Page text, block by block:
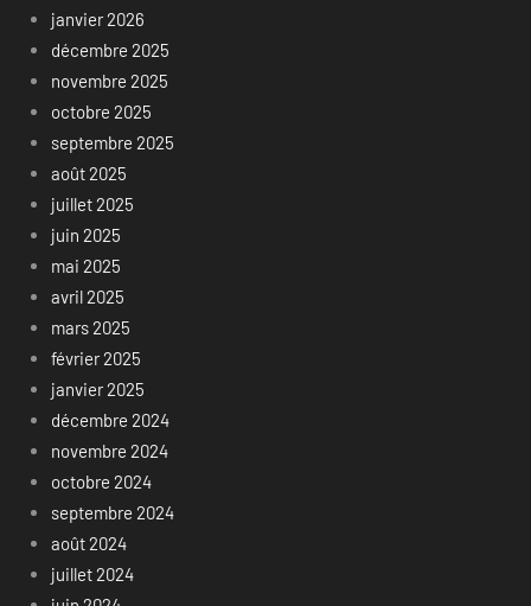
janvier 2026
décembre 2025
novembre 2025
octobre 2025
septembre 2025
août 2025
juillet 2025
juin 2025
mai 2025
avril 2025
mars 2025
février 2025
janvier 2025
décembre 2024
novembre 2024
octobre 2024
septembre 2024
août 2024
juillet 2024